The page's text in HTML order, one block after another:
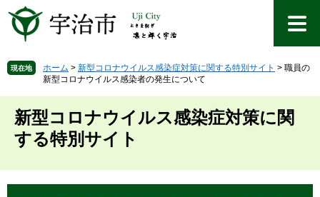
先
で
を
ば
へ
現在地 ホーム > 新型コロナウイルス感染症対策に関する特別サイト > 職員の
新型コロナウイルス感染者の発生について
新型コロナウイルス感染症対策に関
する特別サイト